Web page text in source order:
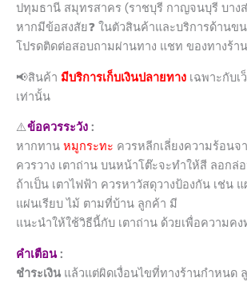
ปทุมธานี สมุทรสาคร (ราชบุรี กาญจนบุรี บาง
หากมีข้อสงสัย❓ ในตัวสินค้าและบริการด้านข
โปรดติดต่อสอบถามผ่านทาง แชท ของทางร้าน
📢สินค้า มีบริการเก็บเงินปลายทาง เฉพาะกับ
เท่านั้น
⚠️ข้อควรระวัง :
หากทาน หมูกระทะ ควรหลีกเลี่ยงความร้อนจ
ควรวาง เตาถ่าน บนหน้าโต๊ะจะทำให้สี ลอกล่
ถ้าเป็น เตาไฟฟ้า ควรหาวัสดุวางป้องกัน เช่น
แผ่นเรียบ ไม้ ตามที่บ้าน ลูกค้า มี
แนะนำให้ใช้วิธีนี้กับ เตาถ่าน ด้วยเพื่อความค
คำเตือน:
ชำระเงิน แล้วแต่ผิดเงื่อนไขที่ทางร้านกำหนด